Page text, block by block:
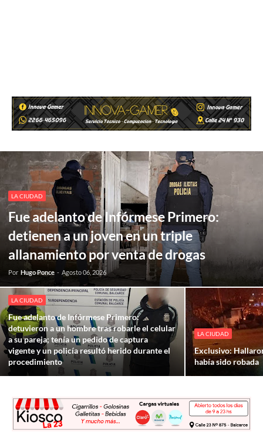
LA CIUDAD
Fue adelanto de Infórmese Primero:
detienen a un joven en un triple
allanamiento por venta de drogas
Por Hugo Ponce - Agosto 06, 2026
LA CIUDAD
Fue adelanto de Infórmese Primero:
detuvieron a un hombre tras robarle el celular
a su pareja; tenía un pedido de captura
vigente y un policía resultó herido durante el
procedimiento
LA CIUDAD
Exclusivo:
había sido robada